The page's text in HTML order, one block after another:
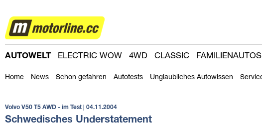
AUTOWELT
AUTOWELT
Home News Schon gefahren Autotests Unglaubliches Autowissen
ELECTRIC WOW 4WD CLASSIC FAMILIENAUTOS
Volvo V50 T5 AWD - im Test | 04.11.2004
Schwedisches Understatement